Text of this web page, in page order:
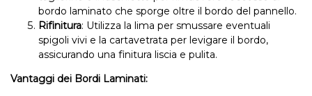
bordo laminato che sporge oltre il bordo del pannello.
Rifinitura: Utilizza la lima per smussare eventuali
spigoli vivi e la cartavetrata per levigare il bordo,
assicurando una finitura liscia e pulita.
Vantaggi dei Bordi Laminati: